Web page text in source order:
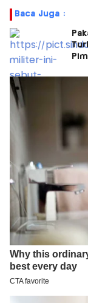
Baca Juga :